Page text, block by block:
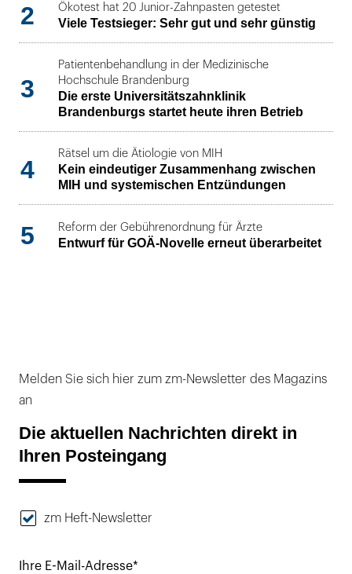
2 Ökotest hat 20 Junior-Zahnpasten getestet
Viele Testsieger: Sehr gut und sehr günstig
3
Patientenbehandlung in der Medizinische
Hochschule Brandenburg
Die erste Universitätszahnklinik
Brandenburgs startet heute ihren Betrieb
4
Rätsel um die Ätiologie von MIH
Kein eindeutiger Zusammenhang zwischen
MIH und systemischen Entzündungen
5 Reform der Gebührenordnung für Ärzte
Entwurf für GOÄ-Novelle erneut überarbeitet
Melden Sie sich hier zum zm-Newsletter des Magazins
an
Die aktuellen Nachrichten direkt in
Ihren Posteingang
zm Heft-Newsletter
Ihre E-Mail-Adresse*